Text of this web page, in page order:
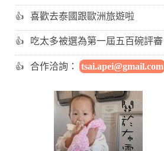
喜歡去泰國跟歐洲旅遊啦
吃太多被選為第一屆五百碗評審
合作洽詢： tsai.apei@gmail.com